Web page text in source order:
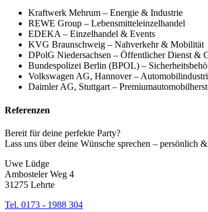
Kraftwerk Mehrum – Energie & Industrie
REWE Group – Lebensmitteleinzelhandel
EDEKA – Einzelhandel & Events
KVG Braunschweig – Nahverkehr & Mobilität
DPolG Niedersachsen – Öffentlicher Dienst &
Bundespolizei Berlin (BPOL) –
Volkswagen AG, Hannover –
Daimler AG, Stuttgart –
Referenzen
Bereit für deine perfekte Party?
Lass uns über deine Wünsche sprechen – persönlich
Uwe Lüdge
Ambosteler Weg 4
31275 Lehrte
Tel. 0173 - 1988 304